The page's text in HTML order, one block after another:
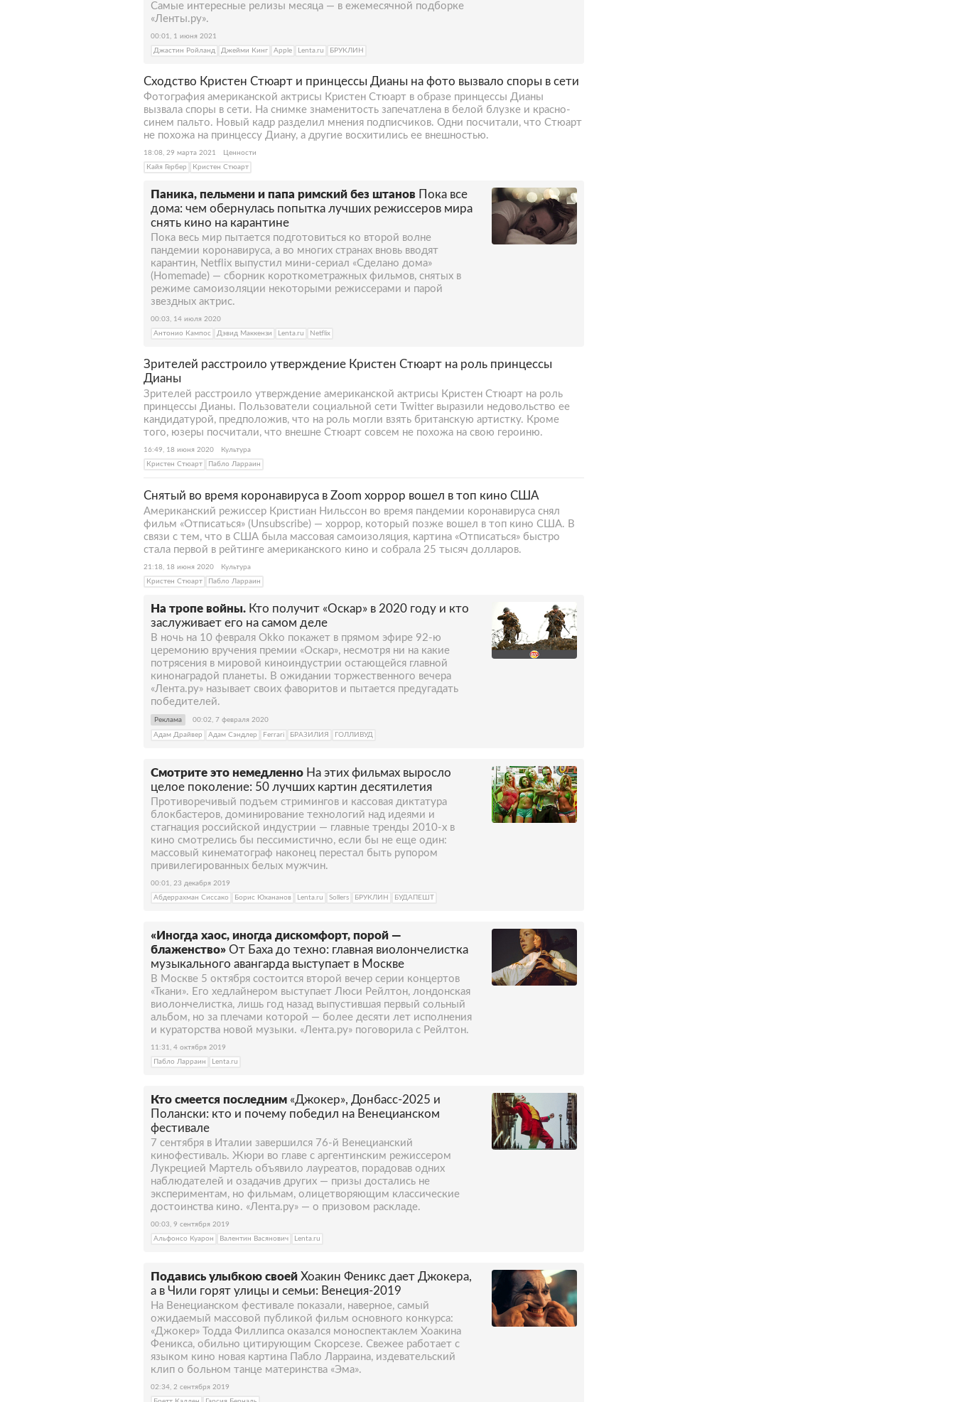
Самые интересные релизы месяца — в ежемесячной подборке
«Ленты.ру».
00:01, 1 июня 2021
Джастин Ройланд
Джейми Кинг Apple Lenta.ru БРУКЛИН
Сходство Кристен Стюарт и принцессы Дианы на фото вызвало споры в сети
Фотография американской актрисы Кристен Стюарт в образе принцессы Дианы
вызвала споры в сети. На снимке знаменитость запечатлена в белой блузке и красно-
синем пальто. Новый кадр разделил мнения подписчиков. Одни посчитали, что Стюарт
не похожа на принцессу Диану, а другие восхитились ее внешностью.
18:08, 29 марта 2021
Ценности
Кайя Гербер
Кристен Стюарт
Паника, пельмени и папа римский без штанов Пока все
дома: чем обернулась попытка лучших режиссеров мира
снять кино на карантине
Пока весь мир пытается подготовиться ко второй волне
пандемии коронавируса, а во многих странах вновь вводят
карантин, Netflix выпустил мини-сериал «Сделано дома»
(Homemade) — сборник короткометражных фильмов, снятых в
режиме самоизоляции некоторыми режиссерами и парой
звездных актрис.
00:03, 14 июля 2020
Антонио Кампос
Дэвид Маккензи Lenta.ru Netflix
Зрителей расстроило утверждение Кристен Стюарт на роль принцессы
Дианы
Зрителей расстроило утверждение американской актрисы Кристен Стюарт на роль
принцессы Дианы. Пользователи социальной сети Twitter выразили недовольство ее
кандидатурой, предположив, что на роль могли взять британскую артистку. Кроме
того, юзеры посчитали, что внешне Стюарт совсем не похожа на свою героиню.
16:49, 18 июня 2020
Культура
Кристен Стюарт
Пабло Ларраин
Снятый во время коронавируса в Zoom хоррор вошел в топ кино США
Американский режиссер Кристиан Нильссон во время пандемии коронавируса снял
фильм «Отписаться» (Unsubscribe) — хоррор, который позже вошел в топ кино США. В
связи с тем, что в США была массовая самоизоляция, картина «Отписаться» быстро
стала первой в рейтинге американского кино и собрала 25 тысяч долларов.
21:18, 18 июня 2020
Культура
Кристен Стюарт
Пабло Ларраин
На тропе войны. Кто получит «Оскар» в 2020 году и кто
заслуживает его на самом деле
В ночь на 10 февраля Okko покажет в прямом эфире 92-ю
церемонию вручения премии «Оскар», несмотря ни на какие
потрясения в мировой киноиндустрии остающейся главной
кинонаградой планеты. В ожидании торжественного вечера
«Лента.ру» называет своих фаворитов и пытается предугадать
победителей.
00:02, 7 февраля 2020
Реклама
Адам Драйвер Адам Сэндлер Ferrari БРАЗИЛИЯ ГОЛЛИВУД
Смотрите это немедленно На этих фильмах выросло
целое поколение: 50 лучших картин десятилетия
Противоречивый подъем стримингов и кассовая диктатура
блокбастеров, доминирование технологий над идеями и
стагнация российской индустрии — главные тренды 2010-х в
кино смотрелись бы пессимистично, если бы не еще один:
массовый кинематограф наконец перестал быть рупором
привилегированных белых мужчин.
00:01, 23 декабря 2019
Абдеррахман Сиссако
Борис Юхананов Lenta.ru Sollers БРУКЛИН БУДАПЕШТ
«Иногда хаос, иногда дискомфорт, порой —
блаженство» От Баха до техно: главная виолончелистка
музыкального авангарда выступает в Москве
В Москве 5 октября состоится второй вечер серии концертов
«Ткани». Его хедлайнером выступает Люси Рейлтон, лондонская
виолончелистка, лишь год назад выпустившая первый сольный
альбом, но за плечами которой — более десяти лет исполнения
и кураторства новой музыки. «Лента.ру» поговорила с Рейлтон.
11:31, 4 октября 2019
Пабло Ларраин
Lenta.ru
Кто смеется последним «Джокер», Донбасс-2025 и
Полански: кто и почему победил на Венецианском
фестивале
7 сентября в Италии завершился 76-й Венецианский
кинофестиваль. Жюри во главе с аргентинским режиссером
Лукрецией Мартель объявило лауреатов, порадовав одних
наблюдателей и озадачив других — призы достались не
экспериментам, но фильмам, олицетворяющим классические
достоинства кино. «Лента.ру» — о призовом раскладе.
00:03, 9 сентября 2019
Альфонсо Куарон
Валентин Васянович Lenta.ru
Подавись улыбкою своей Хоакин Феникс дает Джокера,
а в Чили горят улицы и семьи: Венеция-2019
На Венецианском фестивале показали, наверное, самый
ожидаемый массовой публикой фильм основного конкурса:
«Джокер» Тодда Филлипса оказался моноспектаклем Хоакина
Феникса, обильно цитирующим Скорсезе. Свежее работает с
языком кино новая картина Пабло Ларраина, издевательский
клип о больном танце материнства «Эма».
02:34, 2 сентября 2019